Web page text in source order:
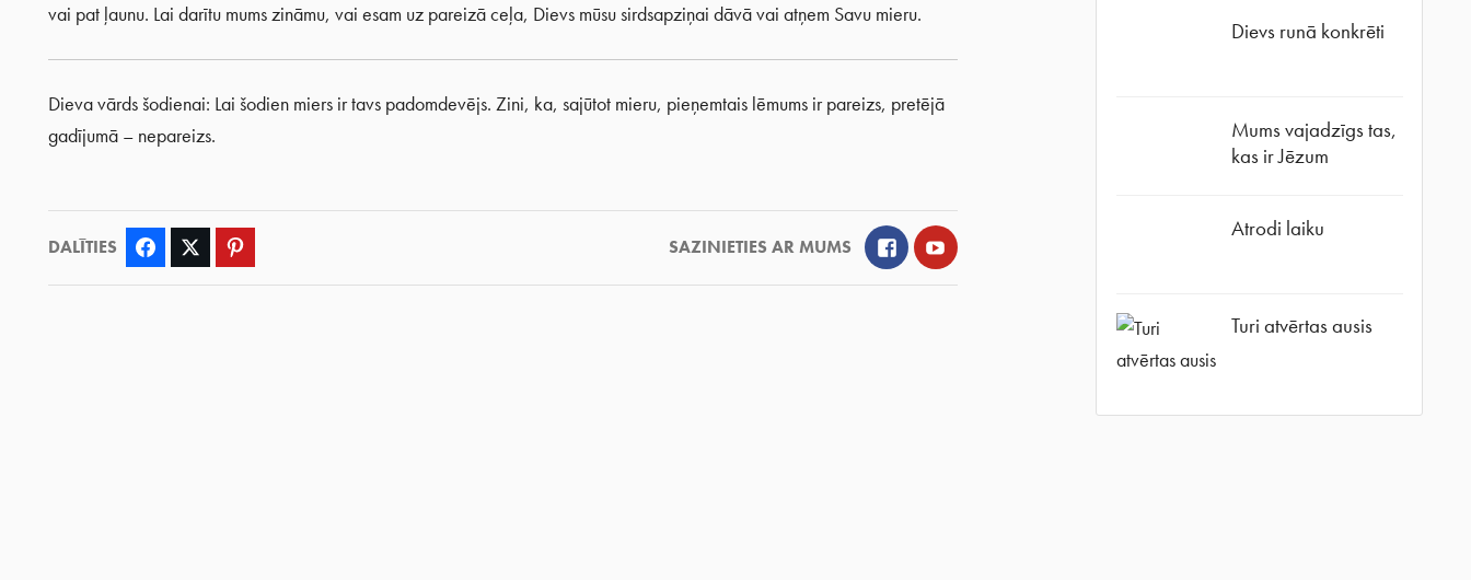
vai pat ļaunu. Lai darītu mums zināmu, vai esam uz pareizā ceļa, Dievs mūsu sirdsapziņai dāvā vai atņem Savu mieru.
Dieva vārds šodienai: Lai šodien miers ir tavs padomdevējs. Zini, ka, sajūtot mieru, pieņemtais lēmums ir pareizs, pretējā
gadījumā – nepareizs.
DALĪTIES Facebook Twitter SAZINIETIES AR MUMS FacebookYouTube
Dievs runā konkrēti
Mums vajadzīgs tas,
kas ir Jēzum
Atrodi laiku
Turi atvērtas ausis